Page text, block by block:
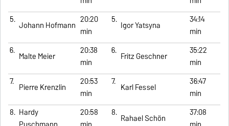
5. Johann Hofmann 20:20
min
5. Igor Yatsyna
34:14
min
6. Malte Meier
20:38
min
6. Fritz Geschner
35:22
min
7. Pierre Krenzlin
20:53
min
7. Karl Fessel
36:47
min
8. Hardy
20:58
8. Rahael Schön
37:08